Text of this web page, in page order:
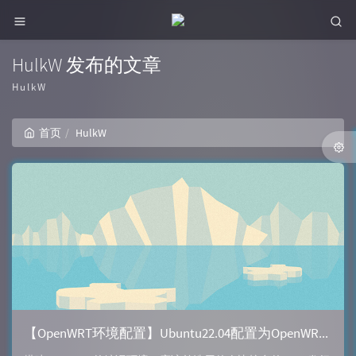
HulkW 发布的文章
HulkW
首页 HulkW
【OpenWRT环境配置】Ubuntu22.04配置为OpenWRT编译环境